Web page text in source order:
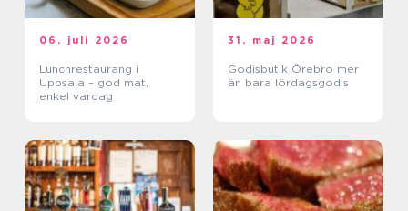
06. juli 2026
Lunchrestaurang i
Uppsala – god mat,
enkel vardag
31. maj 2026
Godisbutik Örebro mer
än bara lördagsgodis